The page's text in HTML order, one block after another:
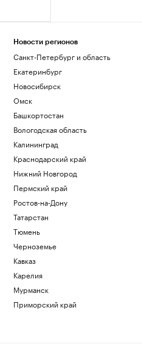
Новости регионов
Санкт-Петербург и область
Екатеринбург
Новосибирск
Омск
Башкортостан
Вологодская область
Калининград
Краснодарский край
Нижний Новгород
Пермский край
Ростов-на-Дону
Татарстан
Тюмень
Черноземье
Кавказ
Карелия
Мурманск
Приморский край